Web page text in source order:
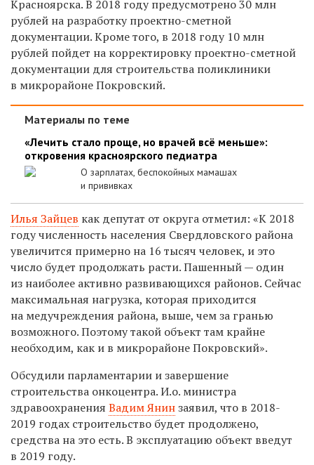
Красноярска. В 2018 году предусмотрено 30 млн
рублей на разработку проектно-сметной
документации. Кроме того, в 2018 году 10 млн
рублей пойдет на корректировку проектно-сметной
документации для строительства поликлиники
в микрорайоне Покровский.
Материалы по теме
«Лечить стало проще, но врачей всё меньше»:
откровения красноярского педиатра
О зарплатах, беспокойных мамашах
и прививках
Илья Зайцев как депутат от округа отметил: «К 2018
году численность населения Свердловского района
увеличится примерно на 16 тысяч человек, и это
число будет продолжать расти. Пашенный — один
из наиболее активно развивающихся районов. Сейчас
максимальная нагрузка, которая приходится
на медучреждения района, выше, чем за гранью
возможного. Поэтому такой объект там крайне
необходим, как и в микрорайоне Покровский».
Обсудили парламентарии и завершение
строительства онкоцентра. И.о. министра
здравоохранения Вадим Янинзаявил, что в 2018-
2019 годах строительство будет продолжено,
средства на это есть. В эксплуатацию объект введут
в 2019 году.